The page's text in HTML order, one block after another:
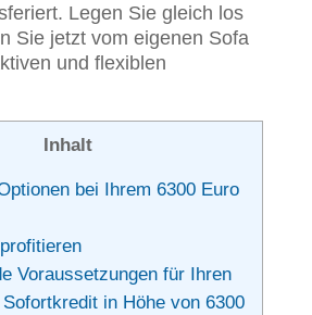
Legen Sie gleich los
Sie jetzt vom eigenen Sofa
und flexiblen
Inhalt
bei Ihrem 6300 Euro
Voraussetzungen für Ihren
in Höhe von 6300